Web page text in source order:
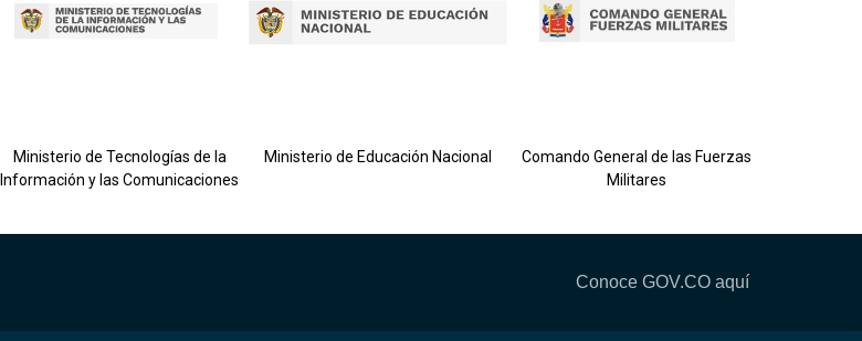
Ministerio de Tecnologías de la
Información y las Comunicaciones
Ministerio de Educación Nacional
Comando General de las Fuerzas
Militares
Conoce GOV.CO aquí